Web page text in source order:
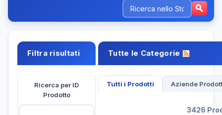
Filtra risultati
Ricerca per ID
Prodotto
Tutte le Categorie
Tutti i Prodotti Aziende
3426